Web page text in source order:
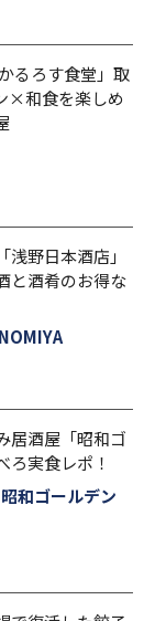
るろす食堂」取
×和食を楽しめ
野日本酒店」
と酒肴のお得な
居酒屋「昭和ゴ
ろ実食レポ！
和ゴールデン